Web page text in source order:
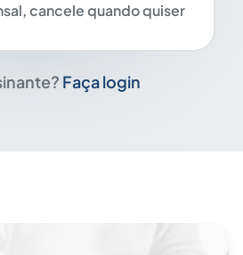
cancele quando quiser
Faça login